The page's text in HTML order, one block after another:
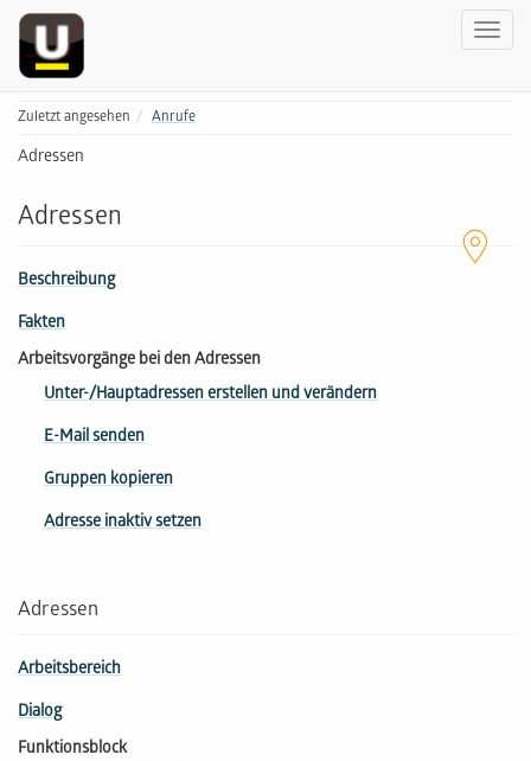
Zuletzt angesehen Anrufe
Adressen
Adressen
Beschreibung
Fakten
Arbeitsvorgänge bei den Adressen
Unter-/Hauptadressen erstellen und verändern
E-Mail senden
Gruppen kopieren
Adresse inaktiv setzen
Adressen
Arbeitsbereich
Dialog
Funktionsblock